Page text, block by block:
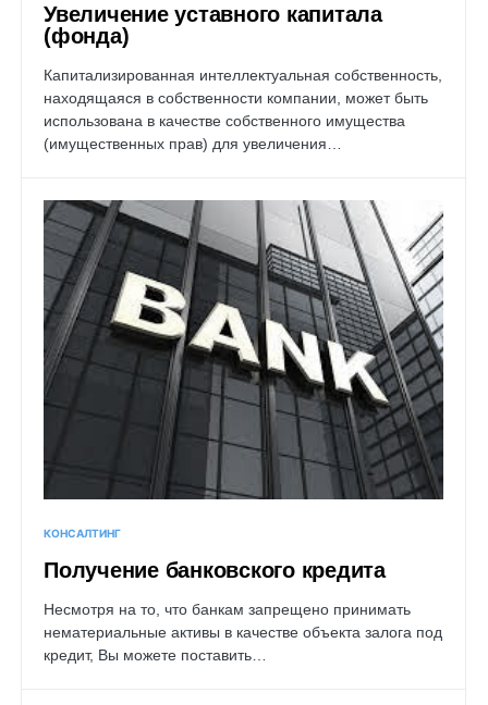
Увеличение уставного капитала
(фонда)
Капитализированная интеллектуальная собственность,
находящаяся в собственности компании, может быть
использована в качестве собственного имущества
(имущественных прав) для увеличения…
КОНСАЛТИНГ
Получение банковского кредита
Несмотря на то, что банкам запрещено принимать
нематериальные активы в качестве объекта залога под
кредит, Вы можете поставить…